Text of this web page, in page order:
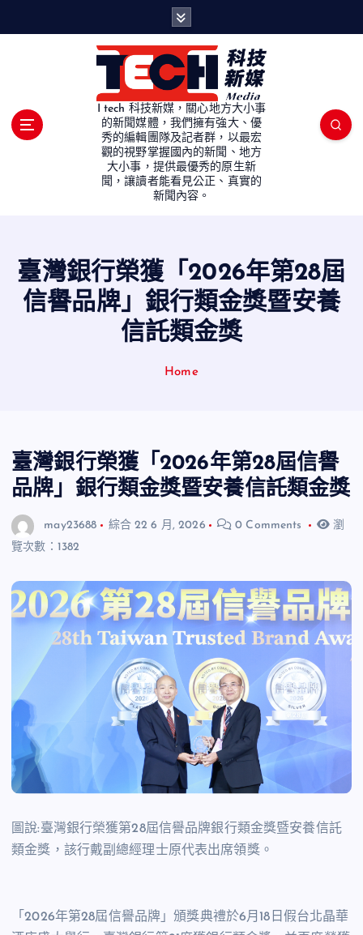
I tech 科技新媒，關心地方大小事
的新聞媒體，我們擁有強大、優
秀的編輯團隊及記者群，以最宏
觀的視野掌握國內的新聞、地方
大小事，提供最優秀的原生新
聞，讓讀者能看見公正、真實的
新聞內容。
臺灣銀行榮獲「2026年第28屆
信譽品牌」銀行類金獎暨安養
信託類金獎
Home
臺灣銀行榮獲「2026年第28屆信譽
品牌」銀行類金獎暨安養信託類金獎
may23688 綜合 22 6 月, 2026 0 Comments
瀏
覽次數：1382
圖說:臺灣銀行榮獲第28屆信譽品牌銀行類金獎暨安養信託
類金獎，該行戴副總經理士原代表出席領獎。
「2026年第28屆信譽品牌」頒獎典禮於6月 18 日假台北晶華